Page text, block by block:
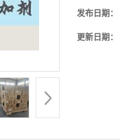
发布日期：
更新日期：